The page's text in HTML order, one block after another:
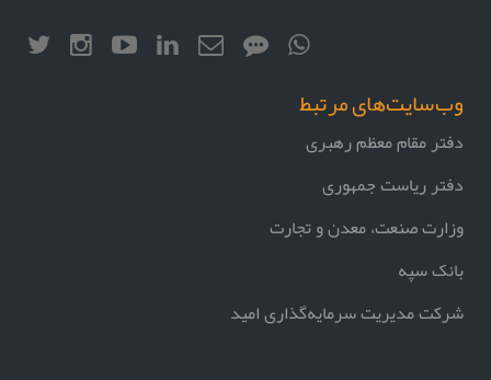
وب‌سایت‌های مرتبط
دفتر مقام معظم رهبری
دفتر ریاست جمهوری
وزارت صنعت، معدن و تجارت
بانک سپه
شرکت مدیریت سرمایه‌گذاری امید